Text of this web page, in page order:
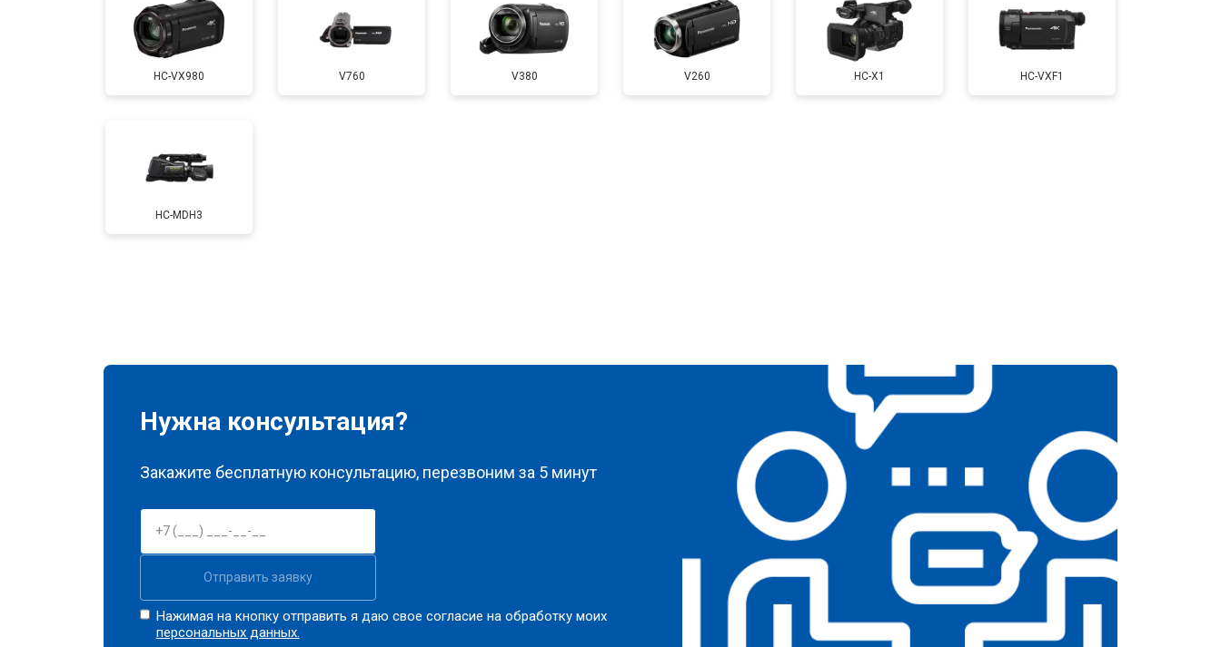
HC-VX980 V760 V380 V260 HC-X1 HC-VXF1
HC-MDH3
Нужна консультация?
Закажите бесплатную консультацию, перезвоним за 5 минут
Отправить заявку
Нажимая на кнопку отправить я даю свое согласие на обработку моих
персональных данных.